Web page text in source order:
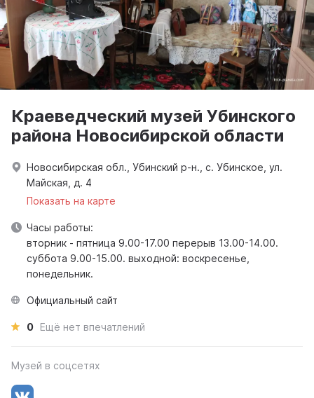
Краеведческий музей Убинского
района Новосибирской области
Новосибирская обл., Убинский р-н., с. Убинское, ул.
Майская, д. 4
Показать на карте
Часы работы:
вторник - пятница 9.00-17.00 перерыв 13.00-14.00.
суббота 9.00-15.00. выходной: воскресенье,
понедельник.
Официальный сайт
0 Ещё нет впечатлений
Музей в соцсетях